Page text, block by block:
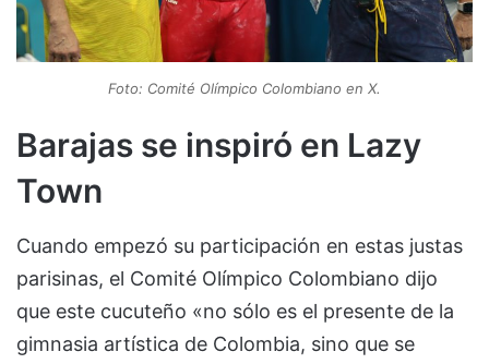
Foto: Comité Olímpico Colombiano en X.
Barajas se inspiró en Lazy
Town
Cuando empezó su participación en estas justas
parisinas, el Comité Olímpico Colombiano dijo
que este cucuteño «no sólo es el presente de la
gimnasia artística de Colombia, sino que se